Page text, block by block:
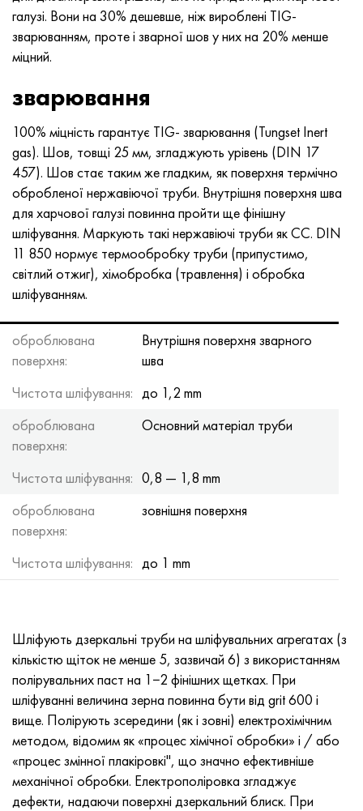
галузі. Вони на 30% дешевше, ніж вироблені TIG-
зварюванням, проте і зварної шов у них на 20% менше
міцний.
зварювання
100% міцність гарантує TIG- зварювання (Tungset Inert
gas). Шов, товщі 25 мм, згладжують урівень (DIN 17
457). Шов стає таким же гладким, як поверхня термічно
обробленої нержавіючої труби. Внутрішня поверхня шва
для харчової галузі повинна пройти ще фінішну
шліфування. Маркують такі нержавіючі труби як СС. DIN
11 850 нормує термообробку труби (припустимо,
світлий отжиг), хімобробка (травлення) і обробка
шліфуванням.
оброблювана
поверхня:
Внутрішня поверхня зварного
шва
Чистота шліфування: до 1,2 mm
оброблювана
поверхня:
Основний матеріал труби
Чистота шліфування: 0,8 — 1,8 mm
оброблювана
поверхня:
зовнішня поверхня
Чистота шліфування: до 1 mm
Шліфують дзеркальні труби на шліфувальних агрегатах (з
кількістю щіток не менше 5, зазвичай 6) з використанням
полірувальних паст на 1−2 фінішних щетках. При
шліфуванні величина зерна повинна бути від grit 600 і
вище. Полірують зсередини (як і зовні) електрохімічним
методом, відомим як «процес хімічної обробки» і / або
«процес змінної плакіровкі", що значно ефективніше
механічної обробки. Електрополіровка згладжує
дефекти, надаючи поверхні дзеркальний блиск. При